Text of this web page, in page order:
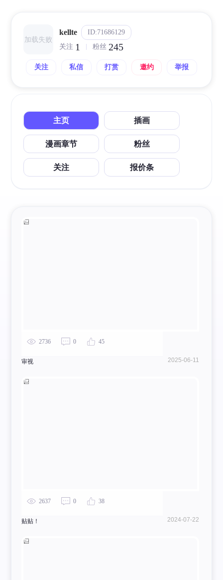
加载失败
kellte
ID:71686129
关注 1 粉丝 245
关注 私信 打赏 邀约 举报
主页 插画
漫画章节 粉丝
关注 报价条
2736 0 45
审视 2025-06-11
2637 0 38
贴贴！ 2024-07-22